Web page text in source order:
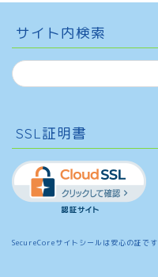
サイト内検索
SSL証明書
SecureCoreサイトシールは安心の証です